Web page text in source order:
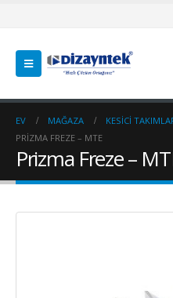
EV MAĞAZA KESICI
PRIZMA FREZE – MTE
Prizma Freze –